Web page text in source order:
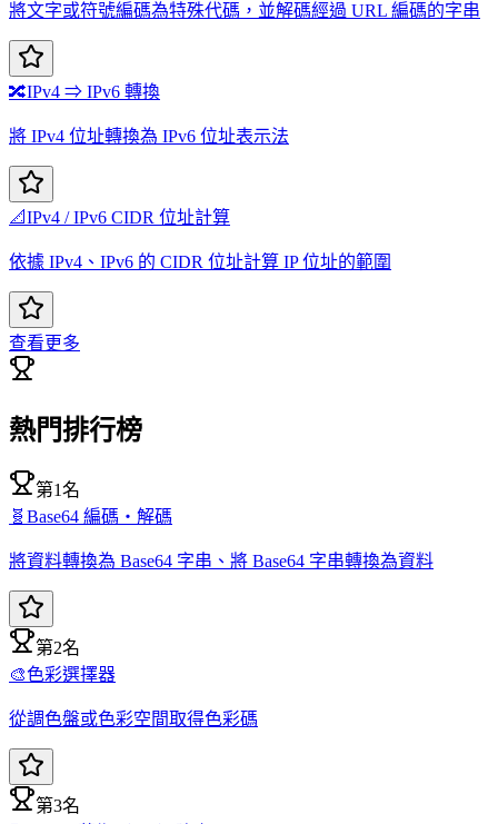
將文字或符號編碼為特殊代碼，並解碼經過 URL 編碼的字串
🔀IPv4 ⇒ IPv6 轉換
將 IPv4 位址轉換為 IPv6 位址表示法
📐IPv4 / IPv6 CIDR 位址計算
依據 IPv4、IPv6 的 CIDR 位址計算 IP 位址的範圍
查看更多
熱門排行榜
第1名
🧬 Base64 編碼・解碼
將資料轉換為 Base64 字串、將 Base64 字串轉換為資料
第2名
🎨色彩選擇器
從調色盤或色彩空間取得色彩碼
第3名